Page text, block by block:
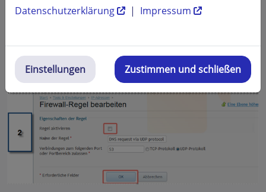
Datenschutzerklärung
| Impressum
Einstellungen Zustimmen und schließen